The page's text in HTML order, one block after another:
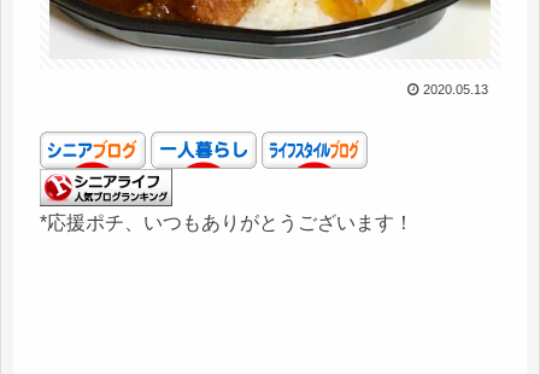
2020.05.13
*応援ポチ、いつもありがとうございます！